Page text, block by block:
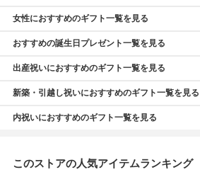
女性におすすめのギフト一覧を見る
おすすめの誕生日プレゼント一覧を見る
出産祝いにおすすめのギフト一覧を見る
新築・引越し祝いにおすすめのギフト一覧を見る
内祝いにおすすめのギフト一覧を見る
このストアの人気アイテムランキング